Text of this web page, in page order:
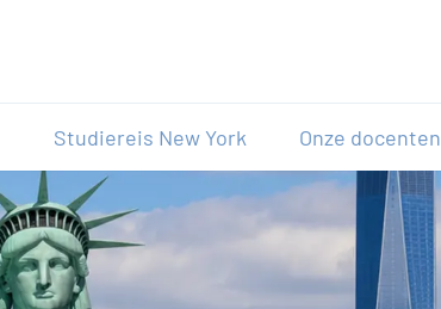
Studiereis New York Onze docenten